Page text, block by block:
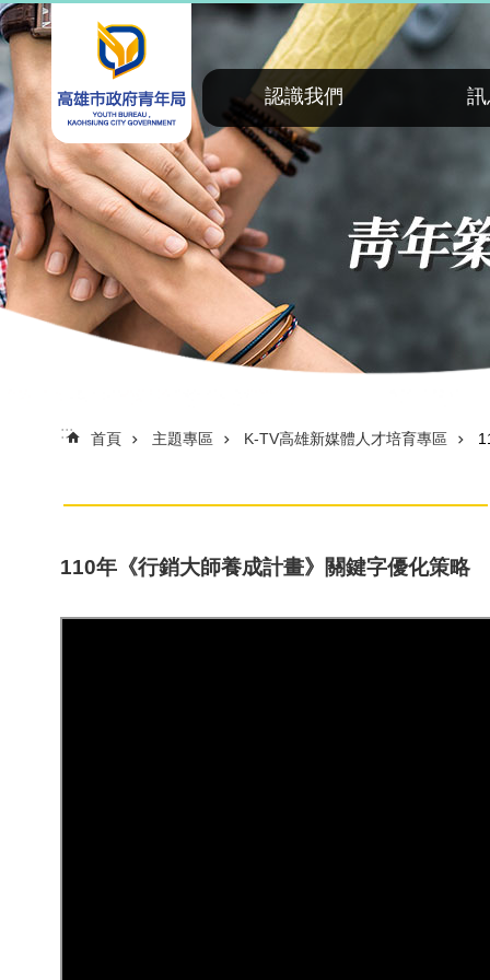
跳到主要內容區塊
認識我們
::: 首頁 主題專區 K-TV高雄新媒體人才培育專區
110年《行銷大師養成計畫》關鍵字優化策略